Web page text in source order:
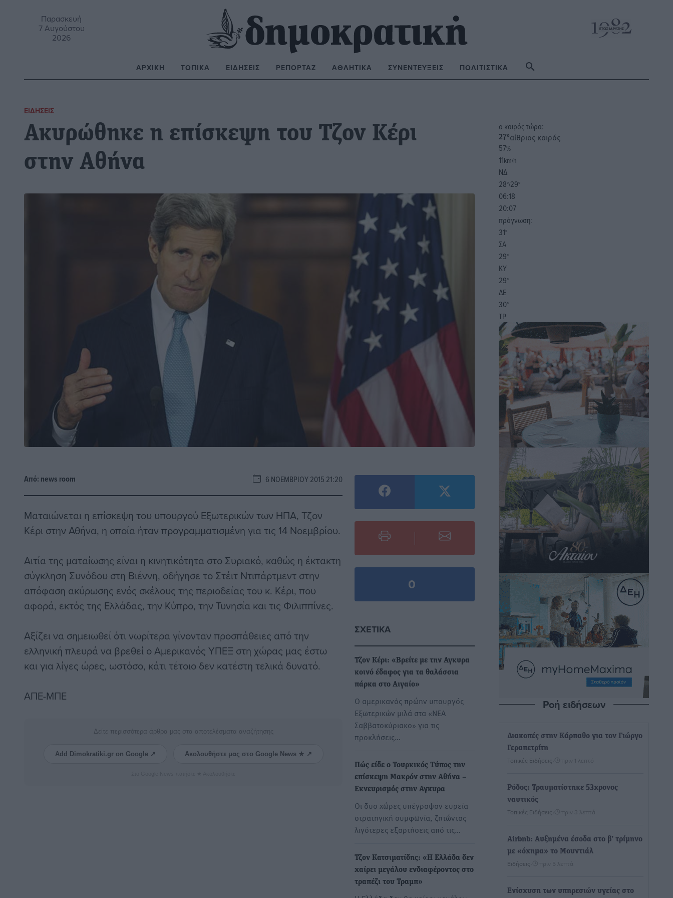
Παρασκευή
7 Αυγούστου
2026
ΑΡΧΙΚΉ ΤΟΠΙΚΆ ΕΙΔΉΣΕΙΣ ΡΕΠΟΡΤΆΖ ΑΘΛΗΤΙΚΆ ΣΥΝΕΝΤΕΎΞΕΙΣ ΠΟΛΙΤΙΣΤΙΚΆ
ΕΙΔΉΣΕΙΣ
Ακυρώθηκε η επίσκεψη του Τζον Κέρι
στην Αθήνα
Από: news room 6 ΝΟΕΜΒΡΊΟΥ 2015 21:20
Ματαιώνεται η επίσκεψη του υπουργού Εξωτερικών των ΗΠΑ, Τζον
Κέρι στην Αθήνα, η οποία ήταν προγραμματισμένη για τις 14 Νοεμβρίου.
Αιτία της ματαίωσης είναι η κινητικότητα στο Συριακό, καθώς η έκτακτη
σύγκληση Συνόδου στη Βιέννη, οδήγησε το Στέιτ Ντιπάρτμεντ στην
απόφαση ακύρωσης ενός σκέλους της περιοδείας του κ. Κέρι, που
αφορά, εκτός της Ελλάδας, την Κύπρο, την Τυνησία και τις Φιλιππίνες.
Αξίζει να σημειωθεί ότι νωρίτερα γίνονταν προσπάθειες από την
ελληνική πλευρά να βρεθεί ο Αμερικανός ΥΠΕΞ στη χώρας μας έστω
και για λίγες ώρες, ωστόσο, κάτι τέτοιο δεν κατέστη τελικά δυνατό.
ΑΠΕ-ΜΠΕ
Δείτε περισσότερα άρθρα μας στα αποτελέσματα αναζήτησης
Add Dimokratiki.gr on Google ↗ Ακολουθήστε μας στο Google News ★ ↗
0
ΣΧΕΤΙΚΆ
Τζον Κέρι: «Βρείτε με την Αγκυρα
κοινό έδαφος για τα θαλάσσια
πάρκα στο Αιγαίο»
Ο αμερικανός πρώην υπουργός
Εξωτερικών μιλά στα «ΝΕΑ
Σαββατοκύριακο» για τις
προκλήσεις…
Πώς είδε ο Τουρκικός Τύπος την
επίσκεψη Μακρόν στην Αθήνα –
Εκνευρισμός στην Αγκυρα
Οι δυο χώρες υπέγραψαν ευρεία
στρατηγική συμφωνία, ζητώντας
λιγότερες εξαρτήσεις από τις…
Τζον Κατσιματίδης: «Η Ελλάδα δεν
χαίρει μεγάλου ενδιαφέροντος στο
τραπέζι του Τραμπ»
o καιρός τώρα:
27°αίθριος καιρός
57%
11km/h
ΝΔ
28°/29°
06:18
20:07
πρόγνωση:
31°
ΣΑ
29°
ΚΥ
29°
ΔΕ
30°
ΤΡ
Ροή ειδήσεων
Διακοπές στην Κάρπαθο για τον Γιώργο
Γεραπετρίτη
Τοπικές Ειδήσεις πριν 1 λεπτό
Ρόδος: Τραυματίστηκε 53χρονος
ναυτικός
Τοπικές Ειδήσεις πριν 3 λεπτά
Airbnb: Αυξημένα έσοδα στο β’ τρίμηνο
με «όχημα» το Μουντιάλ
Ειδήσεις πριν 5 λεπτά
Ενίσχυση των υπηρεσιών υγείας στο